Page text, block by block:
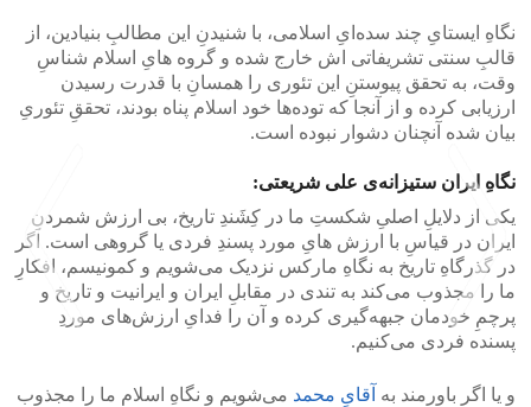
نگاهِ ایستایِ چند سده‌ایِ اسلامی، با شنیدنِ این مطالبِ بنیادین، از
قالبِ سنتی‌ تشریفاتی‌ اش خارج شده و گروه‌ هایِ اسلام‌ شناسِ
وقت، به تحقق‌ پیوستنِ این تئوری را همسانِ با قدرت رسیدن
ارزیابی کرده و از آنجا که توده‌ها خود اسلام پناه بودند، تحقق‌ِ تئوریِ
بیان شده آنچنان دشوار نبوده است.
نگاهِ ایران ستیزانه‌ی علی‌ شریعتی:
یکی‌ از دلایلِ اصلیِ شکستِ ما در کِشَندِ تاریخ، بی‌ ارزش شمردنِ
ایران در قیاسِ با ارزش‌ هایِ مورد پسندِ فردی یا گروهی است. اگر
در گذرگاهِ تاریخ به نگاهِ مارکس نزدیک می‌شویم و کمونیسم، افکارِ
ما را مجذوب می‌کند به تندی در مقابلِ ایران و ایرانیت و تاریخ و
پرچمِ خودمان جبهه‌گیری کرده و آن را فدایِ ارزش‌های موردِ
پسنده فردی می‌کنیم.
و یا اگر باورمند به آقایِ محمد می‌شویم و نگاهِ اسلام ما را مجذوب